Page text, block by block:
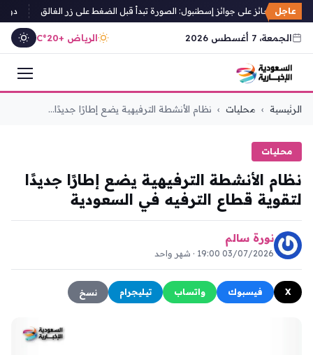
عاجلحائز على جوائز إسطنبول: الصورة تبدأ قبل الضغط على زر الغالق دول
الجمعة، 7 أغسطس 2026 الرياض +20°C
التجاوز
الرئيسية › محليات › نظام الأنشطة الترفيهية يضع إطارًا جديدًا...
محليات
نظام الأنشطة الترفيهية يضع إطارًا جديدًا
لتقوية قطاع الترفيه في السعودية
نورة سالم
03/07/2026 19:00 · شهر واحد
X فيسبوك واتساب تيليجرام نسخ